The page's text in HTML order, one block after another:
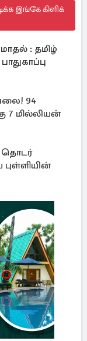
இங்கே கிளிக்
: தமிழ்
94
7 மில்லியன்
தொடர்